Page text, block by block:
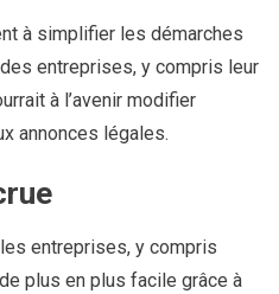
à simplifier les démarches
entreprises, y compris leur
à l’avenir modifier
annonces légales.
entreprises, y compris
plus en plus facile grâce à